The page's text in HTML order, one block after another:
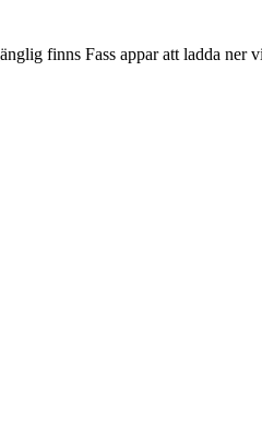
finns Fass appar att ladda ner